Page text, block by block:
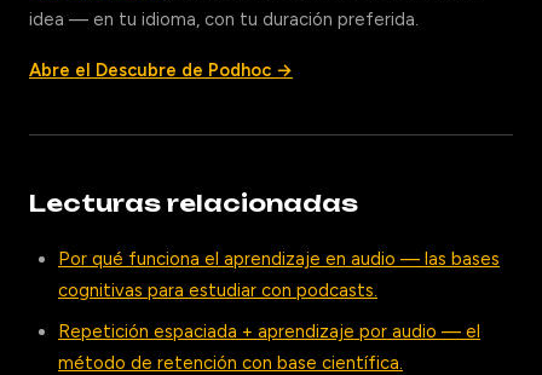
idea — en tu idioma, con tu duración preferida.
Abre el Descubre de Podhoc →
Lecturas relacionadas
Por qué funciona el aprendizaje en audio — las bases
cognitivas para estudiar con podcasts.
Repetición espaciada + aprendizaje por audio — el
método de retención con base científica.